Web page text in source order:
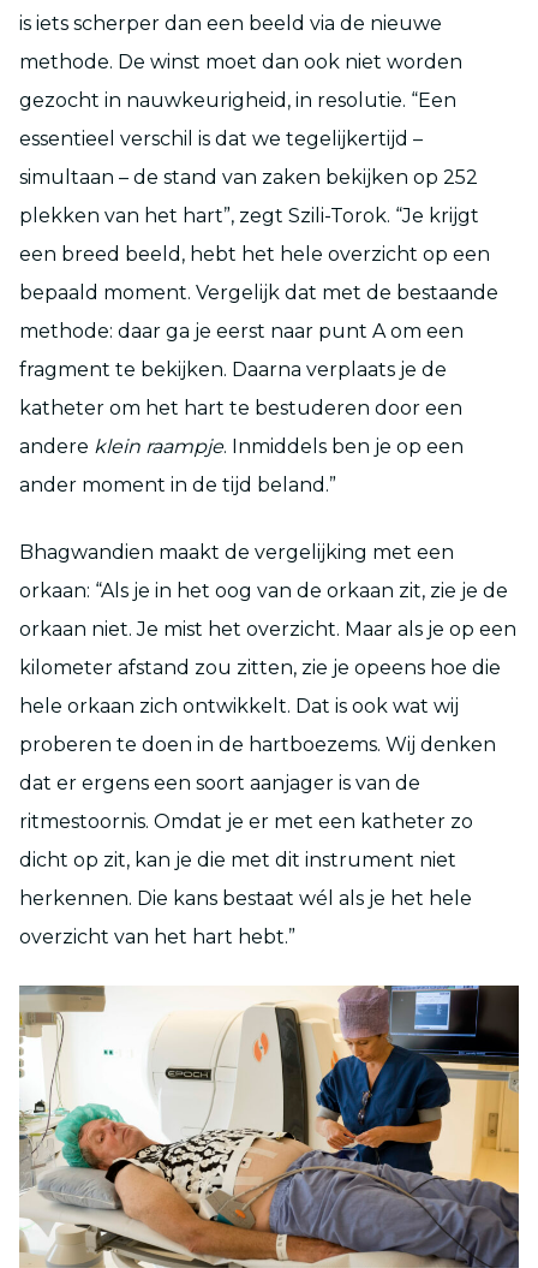
is iets scherper dan een beeld via de nieuwe
methode. De winst moet dan ook niet worden
gezocht in nauwkeurigheid, in resolutie. “Een
essentieel verschil is dat we tegelijkertijd –
simultaan – de stand van zaken bekijken op 252
plekken van het hart”, zegt Szili-Torok. “Je krijgt
een breed beeld, hebt het hele overzicht op een
bepaald moment. Vergelijk dat met de bestaande
methode: daar ga je eerst naar punt A om een
fragment te bekijken. Daarna verplaats je de
katheter om het hart te bestuderen door een
andere klein raampje. Inmiddels ben je op een
ander moment in de tijd beland.”
Bhagwandien maakt de vergelijking met een
orkaan: “Als je in het oog van de orkaan zit, zie je de
orkaan niet. Je mist het overzicht. Maar als je op een
kilometer afstand zou zitten, zie je opeens hoe die
hele orkaan zich ontwikkelt. Dat is ook wat wij
proberen te doen in de hartboezems. Wij denken
dat er ergens een soort aanjager is van de
ritmestoornis. Omdat je er met een katheter zo
dicht op zit, kan je die met dit instrument niet
herkennen. Die kans bestaat wél als je het hele
overzicht van het hart hebt.”